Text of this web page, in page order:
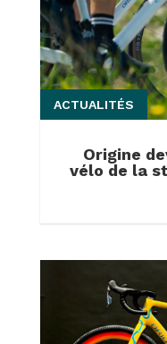
Origine
vélo de la
ACTUALITÉS